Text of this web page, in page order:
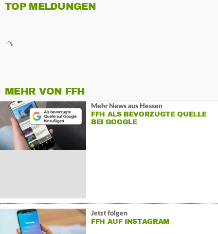
TOP MELDUNGEN
MEHR VON FFH
Mehr News aus Hessen
FFH ALS BEVORZUGTE QUELLE
BEI GOOGLE
Jetzt folgen
FFH AUF INSTAGRAM